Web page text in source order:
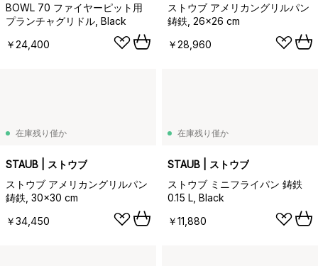
BOWL 70 ファイヤーピット用
プランチャグリドル, Black
￥24,400
ストウブ アメリカングリルパン
鋳鉄, 26x26 cm
￥28,960
在庫残り僅か
STAUB | ストウブ
ストウブ アメリカングリルパン
鋳鉄, 30x30 cm
￥34,450
在庫残り僅か
STAUB | ストウブ
ストウブ ミニフライパン 鋳鉄
0.15 L, Black
￥11,880